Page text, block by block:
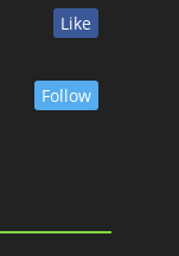
Like
Follow